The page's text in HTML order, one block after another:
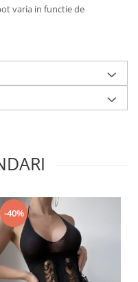
varia in functie de
-40%